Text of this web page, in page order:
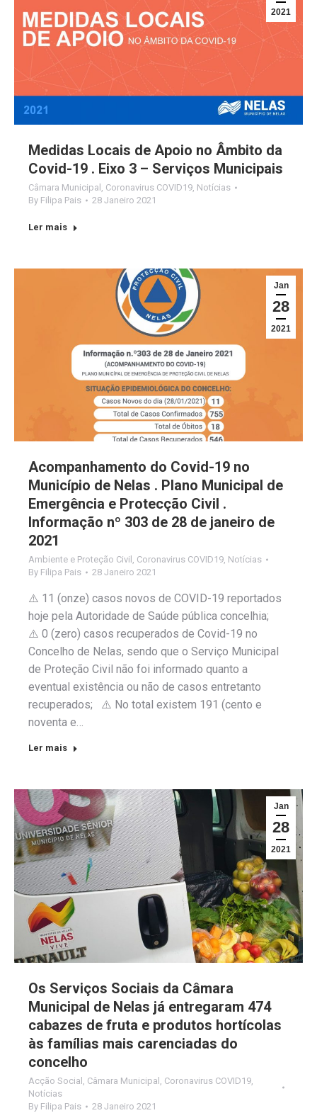
2021
Medidas Locais de Apoio no Âmbito da
Covid-19 . Eixo 3 – Serviços Municipais
Câmara Municipal Coronavirus COVID19 Notícias
By Filipa Pais 28 Janeiro 2021
Ler mais
Jan
28
2021
Acompanhamento do Covid-19 no
Município de Nelas . Plano Municipal de
Emergência e Protecção Civil .
Informação nº 303 de 28 de janeiro de
2021
Ambiente e Proteção Civil , Coronavirus COVID19, Notícias
By Filipa Pais 28 Janeiro 2021
⚠️ 11 (onze) casos novos de COVID-19 reportados
hoje pela Autoridade de Saúde pública concelhia;
⚠️ 0 (zero) casos recuperados de Covid-19 no
Concelho de Nelas, sendo que o Serviço Municipal
de Proteção Civil não foi informado quanto a
eventual existência ou não de casos entretanto
recuperados; ⚠️ No total existem 191 (cento e
noventa e…
Ler mais
Jan
28
2021
Os Serviços Sociais da Câmara
Municipal de Nelas já entregaram 474
cabazes de fruta e produtos hortícolas
às famílias mais carenciadas do
concelho
Acção Social Câmara Municipal Coronavirus COVID19
Notícias
By Filipa Pais 28 Janeiro 2021